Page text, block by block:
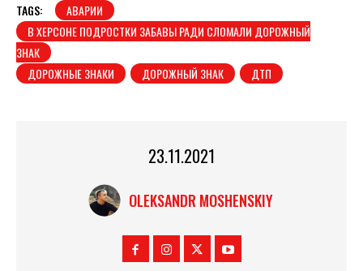
TAGS:
АВАРИИ
В ХЕРСОНЕ ПОДРОСТКИ ЗАБАВЫ РАДИ СЛОМАЛИ ДОРОЖНЫЙ
ЗНАК
ДОРОЖНЫЕ ЗНАКИ
ДОРОЖНЫЙ ЗНАК ДТП
23.11.2021
OLEKSANDR MOSHENSKIY